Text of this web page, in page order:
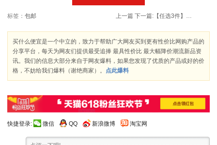
标签： 包邮 上一篇 下一篇: 【任选3件】妮维雅男女士润唇膏滋润补水
买什么便宜是一个中立的，致力于帮助广大网友买到更有性价比网购产品的
分享平台，每天为网友们提供最受追捧 最具性价比 最大幅降价潮流新品资
讯。我们的信息大部分来自于网友爆料，如果您发现了优质的产品或好的价
格，不妨给我们爆料（谢绝商家）。 点此爆料
快捷登录: 微信 QQ 新浪微博 淘宝网